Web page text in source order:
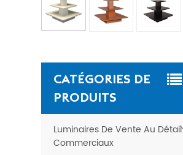
CATÉGORIES DE
PRODUITS
Luminaires De Vente Au Détail
Commerciaux